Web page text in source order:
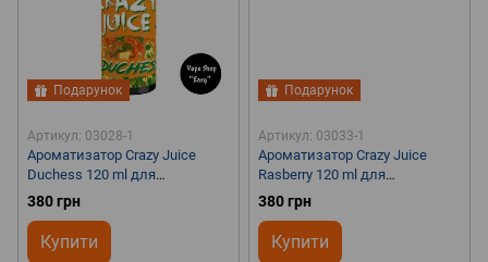
Подарунок
Артикул: 03028-1
Ароматизатор Crazy Juice
Duchess 120 ml для
самозамісу
380 грн
Купити
Подарунок
Артикул: 03033-1
Ароматизатор Crazy Juice
Rasberry 120 ml для
самозамісу
380 грн
Купити